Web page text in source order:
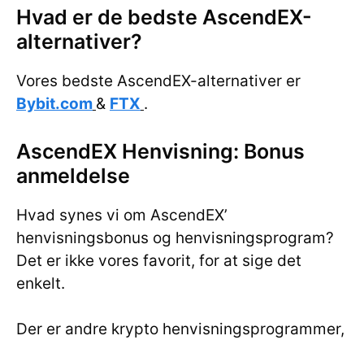
Hvad er de bedste AscendEX-
alternativer?
Vores bedste AscendEX-alternativer er
Bybit.com & FTX .
AscendEX Henvisning: Bonus
anmeldelse
Hvad synes vi om AscendEX’
henvisningsbonus og henvisningsprogram?
Det er ikke vores favorit, for at sige det
enkelt.
Der er andre krypto henvisningsprogrammer,